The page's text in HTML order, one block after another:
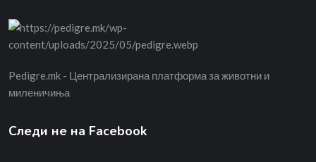
Pedigre.mk - Централизирана платформа за животни и
миленичиња
Следи не на Facebook